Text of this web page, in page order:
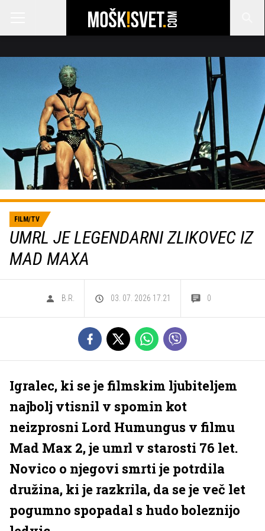
FILM/TV
UMRL JE LEGENDARNI ZLIKOVEC IZ
MAD MAXA
B.R. 03. 07. 2026 17.21 0
Igralec, ki se je filmskim ljubiteljem
najbolj vtisnil v spomin kot
neizprosni Lord Humungus v filmu
Mad Max 2, je umrl v starosti 76 let.
Novico o njegovi smrti je potrdila
družina, ki je razkrila, da se je več let
pogumno spopadal s hudo boleznijo